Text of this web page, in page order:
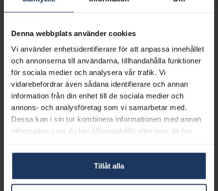
Denna webbplats använder cookies
Vi använder enhetsidentifierare för att anpassa innehållet
och annonserna till användarna, tillhandahålla funktioner
för sociala medier och analysera vår trafik. Vi
vidarebefordrar även sådana identifierare och annan
information från din enhet till de sociala medier och
annons- och analysföretag som vi samarbetar med.
Dessa kan i sin tur kombinera informationen med annan
information som du har tillhandahållit eller som de har
Tillåt alla
Leveranstid 3-7 arbetsdagar.
MATERIAL
Silver
STEN/PÄRLA
Kubisk Zirkonia
DETALJER
Rhodinerat
Matchande produkter och andra varianter